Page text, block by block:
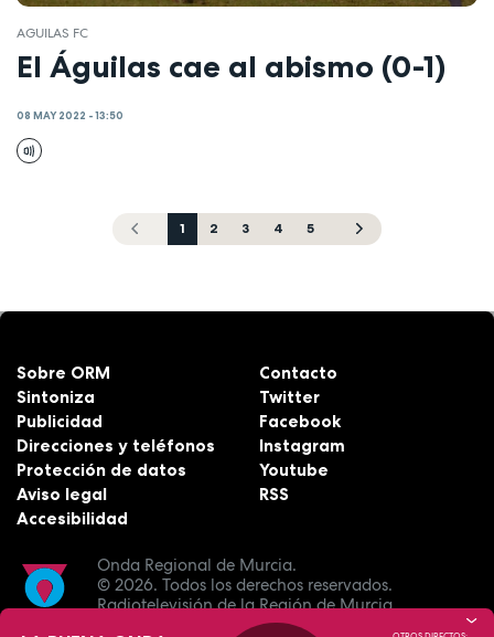
AGUILAS FC
El Águilas cae al abismo (0-1)
08 MAY 2022 - 13:50
1 2 3 4 5
Onda Regional de Murcia.
© 2026. Todos los derechos reservados.
Radiotelevisión de la Región de Murcia.
Sobre ORM
Sintoniza
Publicidad
Direcciones y teléfonos
Protección de datos
Aviso legal
Accesibilidad
Contacto
Twitter
Facebook
Instagram
Youtube
RSS